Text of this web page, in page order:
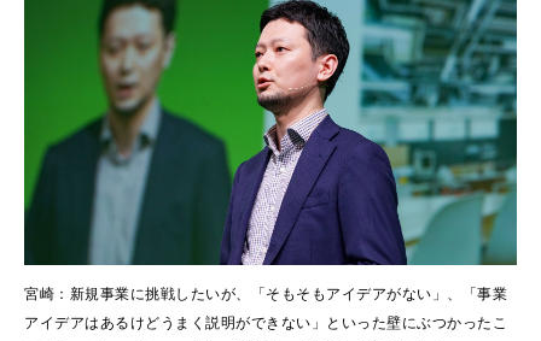
宮崎：新規事業に挑戦したいが、「そもそもアイデアがない」、「事業
アイデアはあるけどうまく説明ができない」といった壁にぶつかったこ